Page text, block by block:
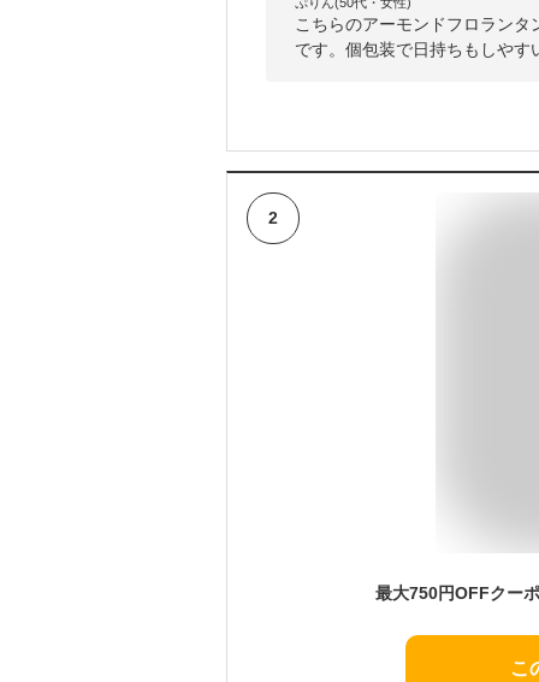
こちらのアーモンドフロラン
です。個包装で日持ちもしやす
2
こ